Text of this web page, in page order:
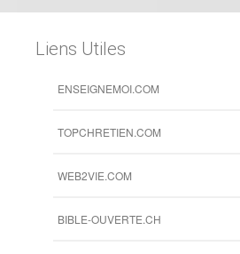
Liens Utiles
ENSEIGNEMOI.COM
TOPCHRETIEN.COM
WEB2VIE.COM
BIBLE-OUVERTE.CH